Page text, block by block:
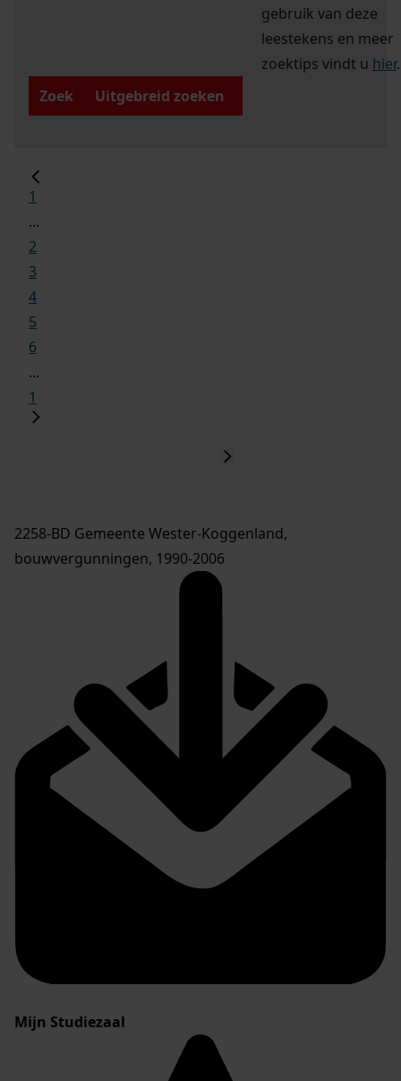
gebruik van deze
leestekens en meer
zoektips vindt u hier.
Zoek
Uitgebreid zoeken
1
...
2
3
4
5
6
...
1
2258-BD Gemeente Wester-Koggenland,
bouwvergunningen, 1990-2006
Mijn Studiezaal